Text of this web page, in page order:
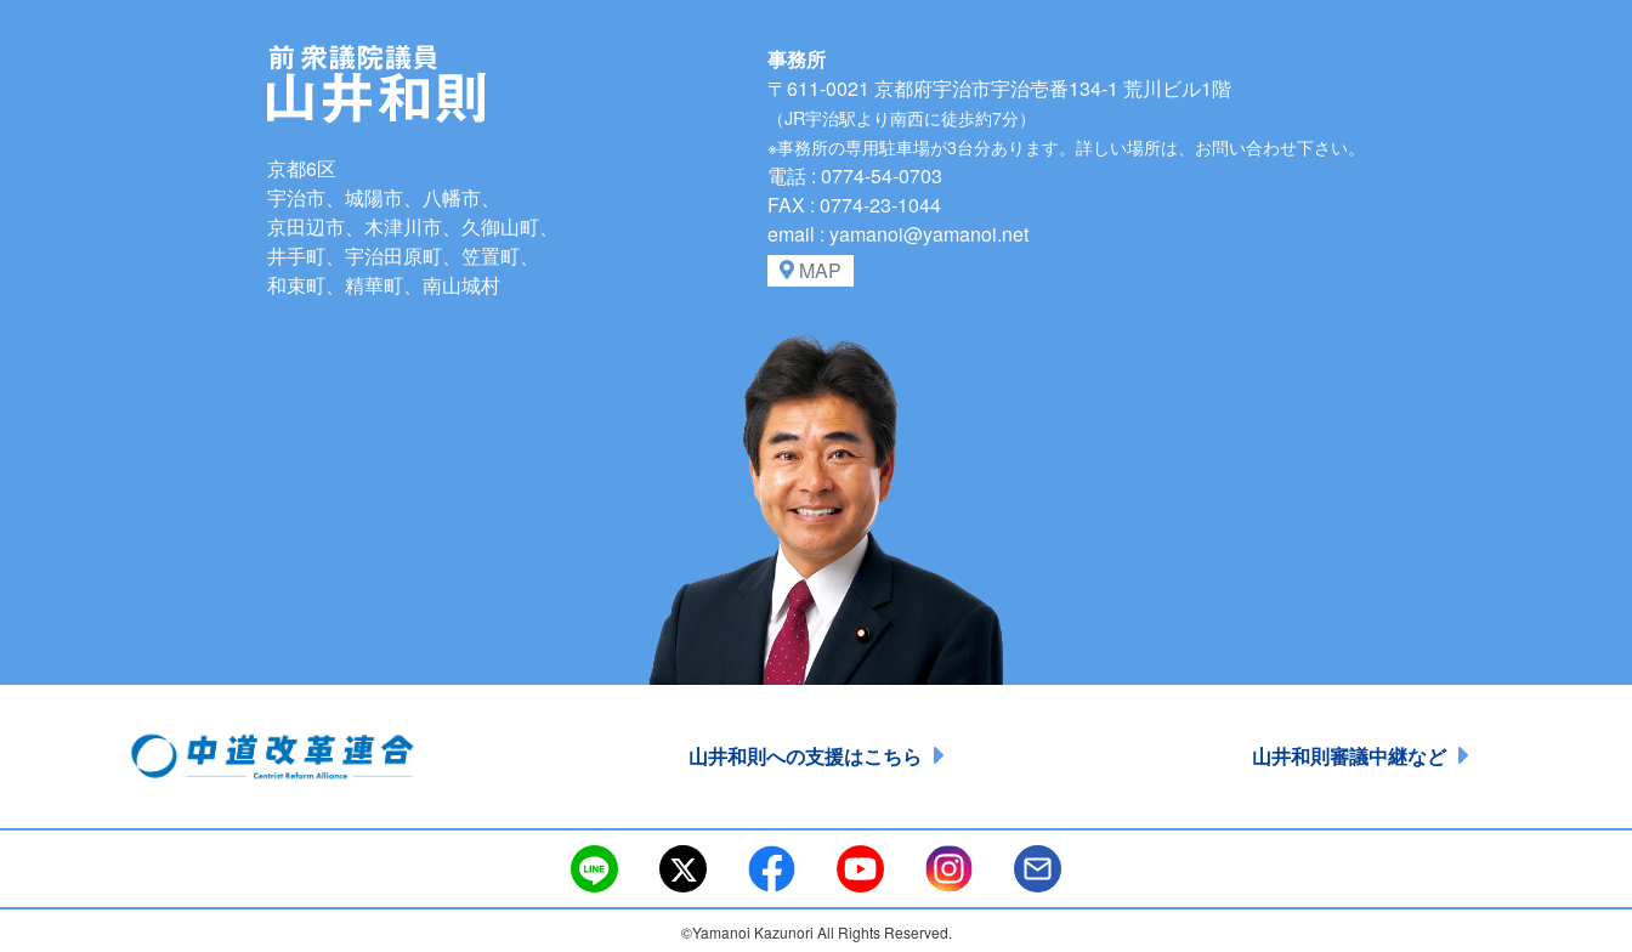
京都6区
宇治市、城陽市、八幡市、
京田辺市、木津川市、久御山町、
井手町、宇治田原町、笠置町、
和束町、精華町、南山城村
事務所
〒611-0021 京都府宇治市宇治壱番134-1 荒川ビル1階
（JR宇治駅より南西に徒歩約7分）
※事務所の専用駐車場が3台分あります。 詳しい場所は、お問い合わせ下さい。
電話 : 0774-54-0703
FAX : 0774-23-1044
email : yamanoi@yamanoi.net
MAP
山井和則への支援はこちら 山井和則審議中継など
©Yamanoi Kazunori All Rights Reserved.